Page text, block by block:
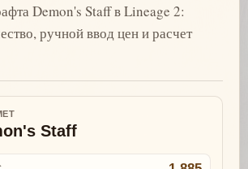
Demon's Staff в Lineage 2:
ручной ввод цен и расчет
Staff